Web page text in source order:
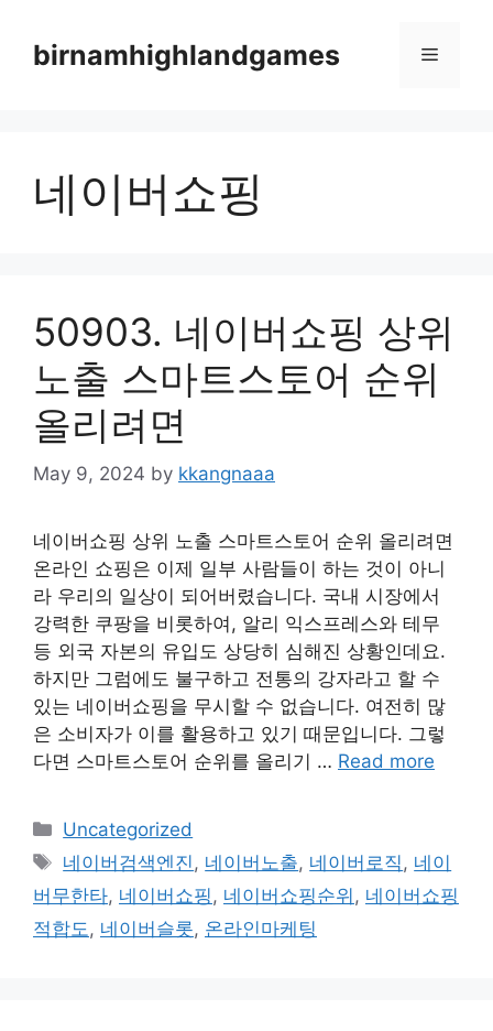
contentbirnamhighlandgames Menu
네이버쇼핑
50903. 네이버쇼핑 상위
노출 스마트스토어 순위
올리려면
May 9, 2024 by kkangnaaa
네이버쇼핑 상위 노출 스마트스토어 순위 올리려면
온라인 쇼핑은 이제 일부 사람들이 하는 것이 아니
라 우리의 일상이 되어버렸습니다. 국내 시장에서
강력한 쿠팡을 비롯하여, 알리 익스프레스와 테무
등 외국 자본의 유입도 상당히 심해진 상황인데요.
하지만 그럼에도 불구하고 전통의 강자라고 할 수
있는 네이버쇼핑을 무시할 수 없습니다. 여전히 많
은 소비자가 이를 활용하고 있기 때문입니다. 그렇
다면 스마트스토어 순위를 올리기 … Read more
Categories
Uncategorized
Tags
네이버검색엔진 , 네이버노출, 네이버로직 , 네이
버무한타, 네이버쇼핑 , 네이버쇼핑순위 , 네이버쇼핑
적합도 , 네이버슬롯, 온라인마케팅